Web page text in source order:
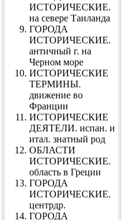
ИСТОРИЧЕСКИЕ.
на севере Таиланда
ГОРОДА
ИСТОРИЧЕСКИЕ.
античный г. на
Черном море
ИСТОРИЧЕСКИЕ
ТЕРМИНЫ.
движение во
Франции
ИСТОРИЧЕСКИЕ
ДЕЯТЕЛИ. испан. и
итал. знатный род
ОБЛАСТИ
ИСТОРИЧЕСКИЕ.
область в Греции
ГОРОДА
ИСТОРИЧЕСКИЕ.
центрдр.
ГОРОДА